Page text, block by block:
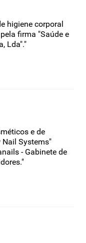
higiene corporal
firma "Saúde e
Lda"."
e de
Nail Systems"
- Gabinete de